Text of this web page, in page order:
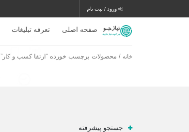
ورود / ثبت نام
صفحه اصلی تعرفه تبلیغات
خانه / محصولات برچسب خورده “ارتقا کسب و کار”
جستجو پیشرفته